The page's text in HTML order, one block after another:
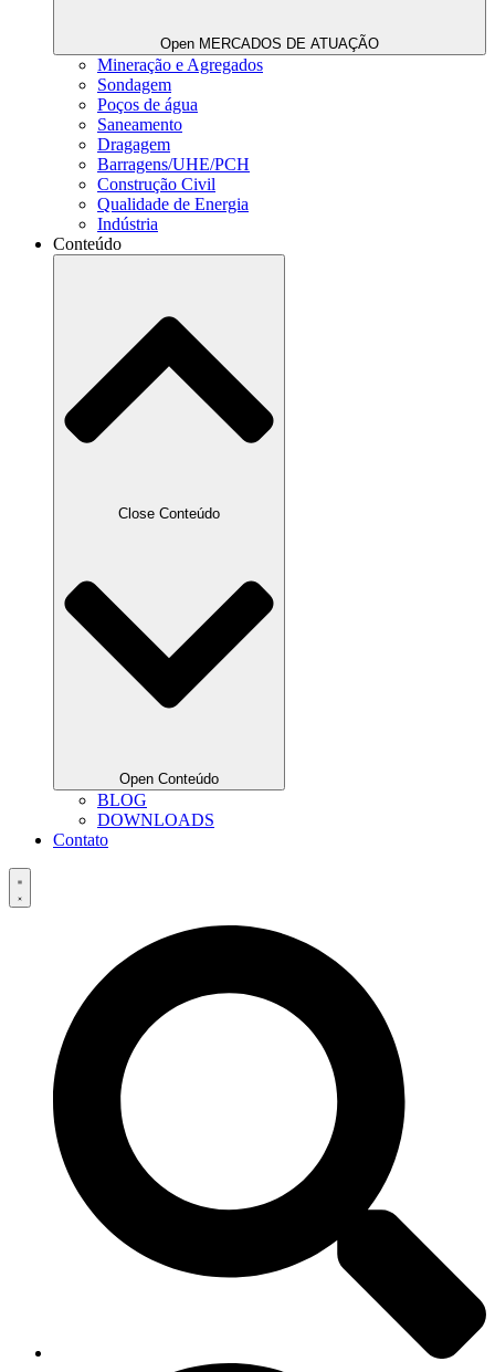
Open MERCADOS DE ATUAÇÃO
Mineração e Agregados
Sondagem
Poços de água
Saneamento
Dragagem
Barragens/UHE/PCH
Construção Civil
Qualidade de Energia
Indústria
Conteúdo
Close Conteúdo
Open Conteúdo
BLOG
DOWNLOADS
Contato